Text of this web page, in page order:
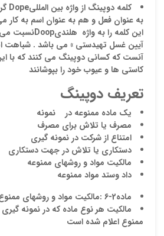
كلمه دوپینگ از واژه بین المللیDope
به عنوان فعل و هم به عنوان اسم به كار
این كلمه را به واژه هلندیDoopنسبت می
آیین غسل تهیدستی » می باشد . شباهت
آنست كه كسانی دوپینگ می كنند كه با
كاستی ها و عیوب خود را بپوشانند
تعریف دوپینگ
يك ماده ممنوعه در نمونه
مصرف يا تلاش براي مصرف
امتناع از شركت در نمونه گيري
دستكاري يا تلاش در جهت دستكاري
مالكيت مواد و روشهاي ممنوعه
داد وستد مواد ممنوعه
ماده2-6
:مالكيت مواد و روشهاي
مالكيت هر نوع ماده كه در نمونه
ممنوع اعلام شده است